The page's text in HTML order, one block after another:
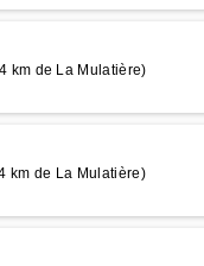
km de La Mulatière)
km de La Mulatière)